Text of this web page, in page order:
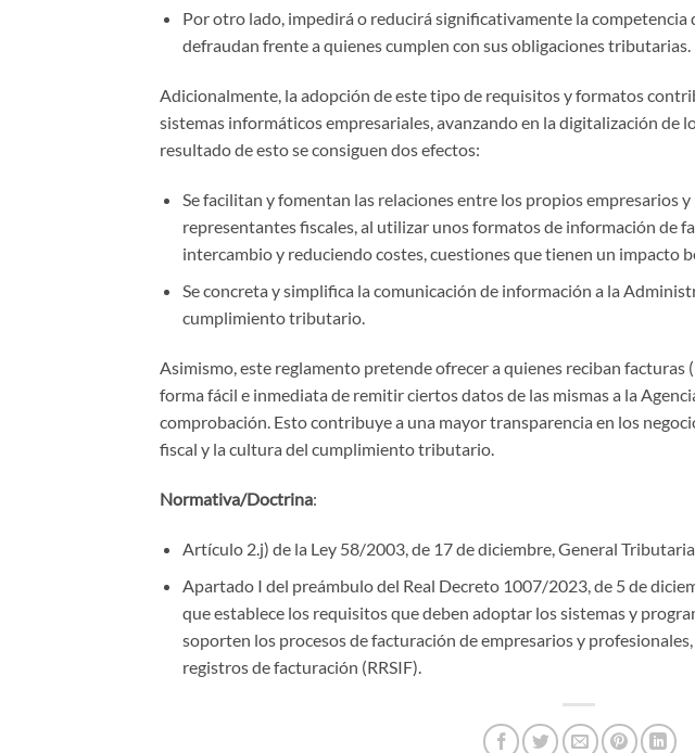
Por otro lado, impedirá o reducirá significativamente la competencia
defraudan frente a quienes cumplen con sus obligaciones tributarias.
Adicionalmente, la adopción de este tipo de requisitos y formatos
sistemas informáticos empresariales, avanzando en la digitalización de
resultado de esto se consiguen dos efectos:
Se facilitan y fomentan las relaciones entre los propios empresarios
representantes fiscales, al utilizar unos formatos de información de
intercambio y reduciendo costes, cuestiones que tienen un impacto
Se concreta y simplifica la comunicación de información a la
cumplimiento tributario.
Asimismo, este reglamento pretende ofrecer a quienes reciban
forma fácil e inmediata de remitir ciertos datos de las mismas a la
comprobación. Esto contribuye a una mayor transparencia en los
fiscal y la cultura del cumplimiento tributario.
Normativa/Doctrina:
Artículo 2.j) de la Ley 58/2003, de 17 de diciembre, General Tributaria.
Apartado I del preámbulo del Real Decreto 1007/2023, de 5 de
que establece los requisitos que deben adoptar los sistemas y
soporten los procesos de facturación de empresarios y
registros de facturación (RRSIF).